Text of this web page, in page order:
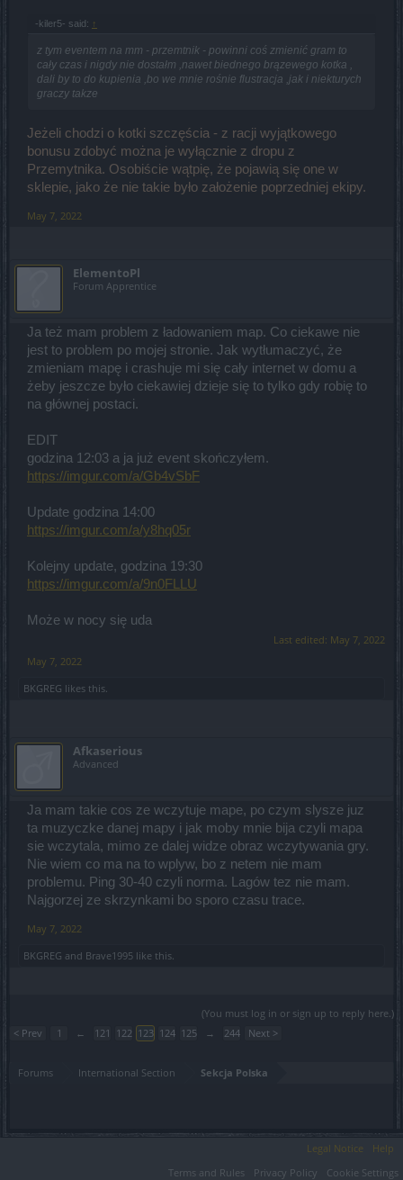
-kiler5- said: ↑
z tym eventem na mm - przemtnik - powinni coś zmienić gram to
cały czas i nigdy nie dostałm ,nawet biednego brązewego kotka ,
dali by to do kupienia ,bo we mnie rośnie flustracja ,jak i niekturych
graczy takze
Jeżeli chodzi o kotki szczęścia - z racji wyjątkowego
bonusu zdobyć można je wyłącznie z dropu z
Przemytnika. Osobiście wątpię, że pojawią się one w
sklepie, jako że nie takie było założenie poprzedniej ekipy.
May 7, 2022
ElementoPl
Forum Apprentice
Ja też mam problem z ładowaniem map. Co ciekawe nie
jest to problem po mojej stronie. Jak wytłumaczyć, że
zmieniam mapę i crashuje mi się cały internet w domu a
żeby jeszcze było ciekawiej dzieje się to tylko gdy robię to
na głównej postaci.
EDIT
godzina 12:03 a ja już event skończyłem.
https://imgur.com/a/Gb4vSbF
Update godzina 14:00
https://imgur.com/a/y8hq05r
Kolejny update, godzina 19:30
https://imgur.com/a/9n0FLLU
Może w nocy się uda
Last edited: May 7, 2022
May 7, 2022
BKGREG likes this.
Afkaserious
Advanced
Ja mam takie cos ze wczytuje mape, po czym slysze juz
ta muzyczke danej mapy i jak moby mnie bija czyli mapa
sie wczytala, mimo ze dalej widze obraz wczytywania gry.
Nie wiem co ma na to wplyw, bo z netem nie mam
problemu. Ping 30-40 czyli norma. Lagów tez nie mam.
Najgorzej ze skrzynkami bo sporo czasu trace.
May 7, 2022
BKGREG and Brave1995 like this.
(You must log in or sign up to reply here.)
< Prev
1 ← 121 122 123 124 125 → 244 Next >
Forums International Section Sekcja Polska
Legal Notice
Help
Terms and Rules
Privacy Policy
Cookie Settings